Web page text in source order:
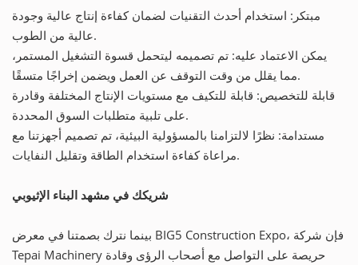
مبتكر: استخدام أحدث التقنيات لضمان كفاءة إنتاج عالية وجودة
عالية من الطوب.
يمكن الاعتماد عليه: تم تصميمه ليتحمل قسوة التشغيل المستمر،
مما يقلل من وقت التوقف عن العمل ويضمن إخراجًا متسقًا.
قابلة للتخصيص: قابلة للتكيف مع مستويات الإنتاج المختلفة وقادرة
على تلبية متطلبات السوق المحددة.
مستدامة: نظرًا لالتزامنا بالمسؤولية البيئية، تم تصميم أجهزتنا مع
مراعاة كفاءة استخدام الطاقة وتقليل النفايات.
شريكك في مشهد البناء الإثيوبي
بينما نترك بصمتنا في معرض BIG5 Construction Expo، فإن شركة
Tepai Machinery حريصة على التواصل مع أصحاب الرؤى وقادة